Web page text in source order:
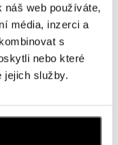
náš web používáte,
média, inzerci a
s
nebo které
jejich služby.